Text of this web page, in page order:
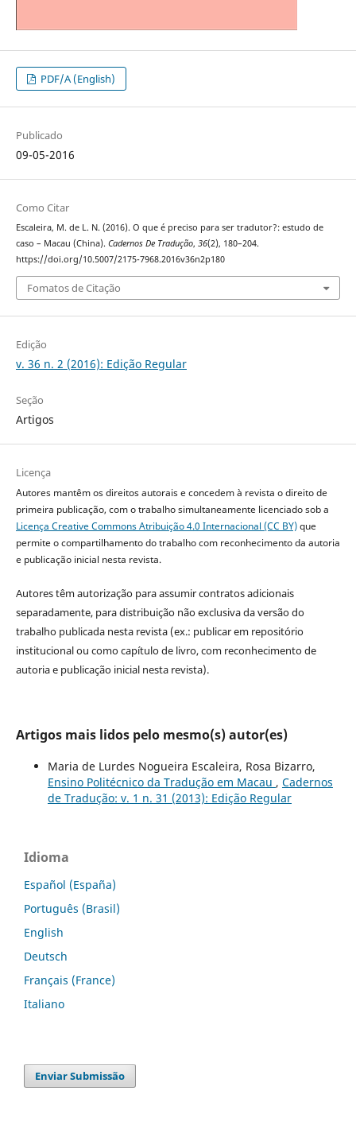
PDF/A (English)
Publicado
09-05-2016
Como Citar
Escaleira, M. de L. N. (2016). O que é preciso para ser tradutor?: estudo de
caso – Macau (China). Cadernos De Tradução, 36(2), 180–204.
https://doi.org/10.5007/2175-7968.2016v36n2p180
Fomatos de Citação
Edição
v. 36 n. 2 (2016): Edição Regular
Seção
Artigos
Licença
Autores mantêm os direitos autorais e concedem à revista o direito de
primeira publicação, com o trabalho simultaneamente licenciado sob a
Licença Creative Commons Atribuição 4.0 Internacional (CC BY)que
permite o compartilhamento do trabalho com reconhecimento da autoria
e publicação inicial nesta revista.
Autores têm autorização para assumir contratos adicionais
separadamente, para distribuição não exclusiva da versão do
trabalho publicada nesta revista (ex.: publicar em repositório
institucional ou como capítulo de livro, com reconhecimento de
autoria e publicação inicial nesta revista).
Artigos mais lidos pelo mesmo(s) autor(es)
Maria de Lurdes Nogueira Escaleira, Rosa Bizarro,
Ensino Politécnico da Tradução em Macau , Cadernos
de Tradução: v. 1 n. 31 (2013): Edição Regular
Idioma
Español (España)
Português (Brasil)
English
Deutsch
Français (France)
Italiano
Enviar Submissão